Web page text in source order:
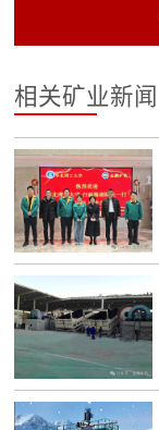
相关矿业新闻